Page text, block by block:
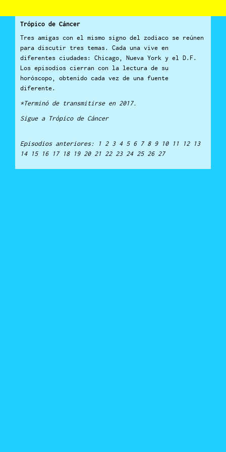
Trópico de Cáncer
Tres amigas con el mismo signo del zodiaco se reúnen
para discutir tres temas. Cada una vive en
diferentes ciudades: Chicago, Nueva York y el D.F.
Los episodios cierran con la lectura de su
horóscopo, obtenido cada vez de una fuente
diferente.
*Terminó de transmitirse en 2017.
Sigue a Trópico de Cáncer
Episodios anteriores: 1 2 3 4 5 6 7 8 9 10 11 12 13
14
15 16 17 18 19 20 21 22 23 24 25 26 27